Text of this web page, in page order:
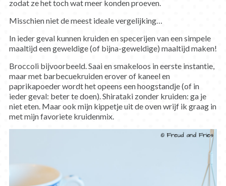
zodat ze het toch wat meer konden proeven.
Misschien niet de meest ideale vergelijking…
In ieder geval kunnen kruiden en specerijen van een simpele
maaltijd een geweldige (of bijna-geweldige) maaltijd maken!
Broccoli bijvoorbeeld. Saai en smakeloos in eerste instantie,
maar met barbecuekruiden erover of kaneel en
paprikapoeder wordt het opeens een hoogstandje (of in
ieder geval: beter te doen). Shirataki zonder kruiden: ga je
niet eten. Maar ook mijn kippetje uit de oven wrijf ik graag in
met mijn favoriete kruidenmix.